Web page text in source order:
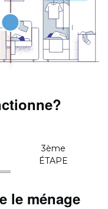
3ème
ÉTAPE
le ménage